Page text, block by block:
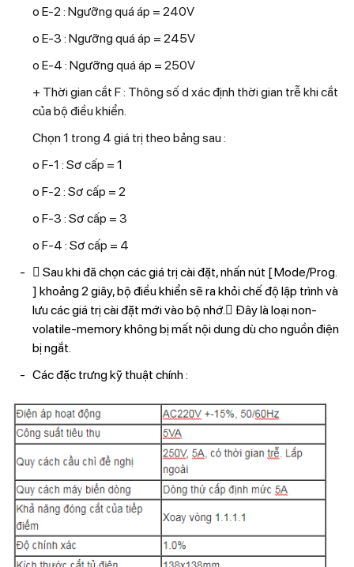
o E-2 : Ngưỡng quá áp = 240V
o E-3 : Ngưỡng quá áp = 245V
o E-4 : Ngưỡng quá áp = 250V
+ Thời gian cắt F : Thông số d xác định thời gian trễ khi cắt
của bộ điều khiển.
Chọn 1 trong 4 giá trị theo bảng sau :
o F-1 : Sơ cấp = 1
o F-2 : Sơ cấp = 2
o F-3 : Sơ cấp = 3
o F-4 : Sơ cấp = 4
 Sau khi đã chọn các giá trị cài đặt, nhấn nút [ Mode/Prog.
] khoảng 2 giây, bộ điều khiển sẽ ra khỏi chế độ lập trình và
lưu các giá trị cài đặt mới vào bộ nhớ. Đây là loại non-
volatile-memory không bị mất nội dung dù cho nguồn điện
bị ngắt.
Các đặc trưng kỹ thuật chính :